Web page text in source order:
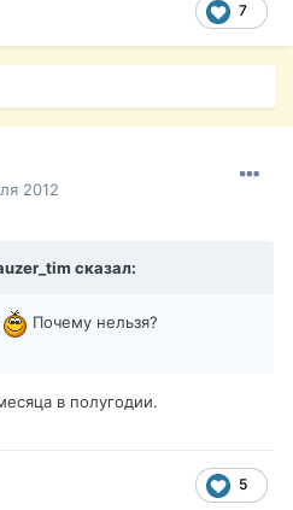
7
2012
сказал:
Почему нельзя?
в полугодии.
5